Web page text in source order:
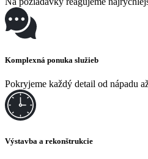
Komplexná ponuka služieb
Pokryjeme každý detail od nápadu
Výstavba a rekonštrukcie